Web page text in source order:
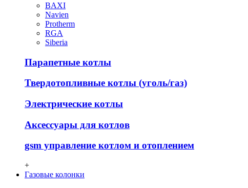
BAXI
Navien
Protherm
RGA
Siberia
Парапетные котлы
Твердотопливные котлы (уголь/газ)
Электрические котлы
Аксессуары для котлов
gsm управление котлом и отоплением
+
Газовые колонки